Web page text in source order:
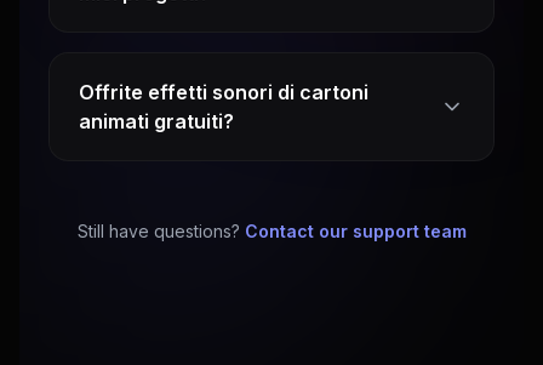
Offrite effetti sonori di cartoni
animati gratuiti?
Still have questions? Contact our support team